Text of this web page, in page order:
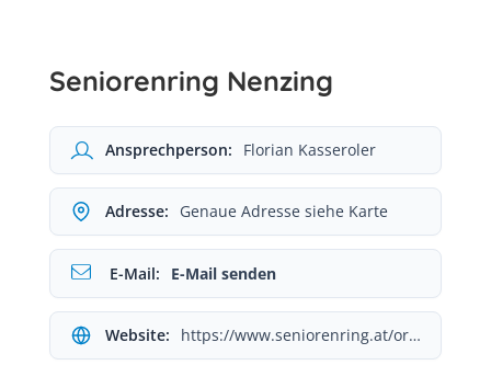
Seniorenring Nenzing
Ansprechperson: Florian Kasseroler
Adresse: Genaue Adresse siehe Karte
E-Mail: E-Mail senden
Website: https://www.seniorenring.at/ortsobleute/